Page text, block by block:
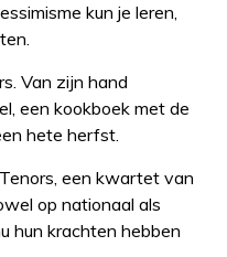
kun je leren,
Van zijn hand
een kookboek met de
hete herfst.
een kwartet van
op nationaal als
hun krachten hebben